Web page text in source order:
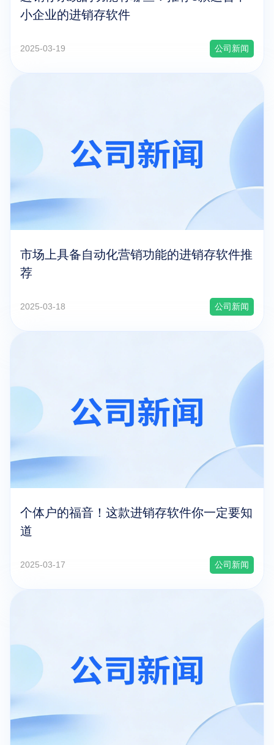
小企业的进销存软件
2025-03-19 公司新闻
市场上具备自动化营销功能的进销存软件推
荐
2025-03-18 公司新闻
个体户的福音！这款进销存软件你一定要知
道
2025-03-17 公司新闻